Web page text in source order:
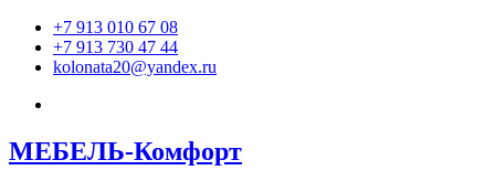
+7 913 010 67 08
+7 913 730 47 44
kolonata20@yandex.ru
МЕБЕЛЬ-Комфорт